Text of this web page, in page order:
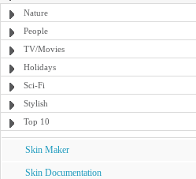
Nature
People
TV/Movies
Holidays
Sci-Fi
Stylish
Top 10
Skin Maker
Skin Documentation